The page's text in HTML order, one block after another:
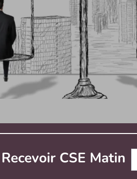
est signé le 30/01/2024. Il prévoit
de 58,33 %, au sein d’un collège
sont à pouvoir, soit un homme et
une liste comportant deux
Recevoir CSE Matin